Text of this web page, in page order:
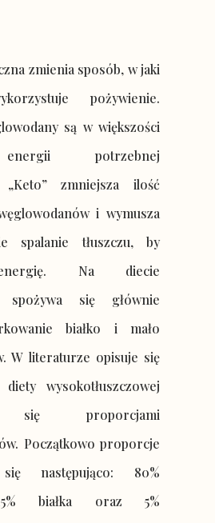
zmienia sposób, w jaki
pożywienie.
są w większości
potrzebnej
„Keto” zmniejsza ilość
i wymusza
spalanie tłuszczu, by
Na diecie
spożywa się głównie
białko i mało
W literaturze opisuje się
wysokotłuszczowej
się proporcjami
Początkowo proporcje
się następująco: 80%
białka oraz 5%